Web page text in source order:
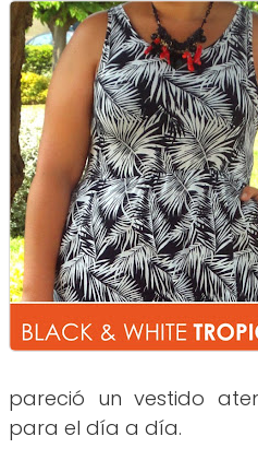
pareció un vestido
para el día a día.